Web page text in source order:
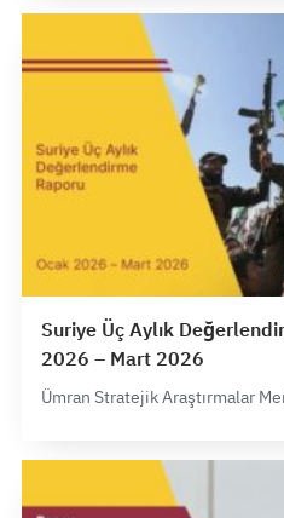
Suriye Üç Aylık
2026 – Mart 2026
Ümran Stratejik Araştırmalar